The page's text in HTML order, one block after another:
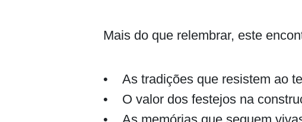
Mais do que relembrar, este
• As tradições que resistem ao
• O valor dos festejos na